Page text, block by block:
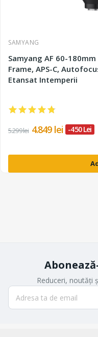
SAMYANG
Samyang AF 60-
Frame, APS-C,
Etansat Intemperii
5.299 lei 4.849 lei -450 Lei
Reduceri, noutăți